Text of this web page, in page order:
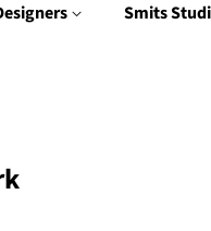
Smits